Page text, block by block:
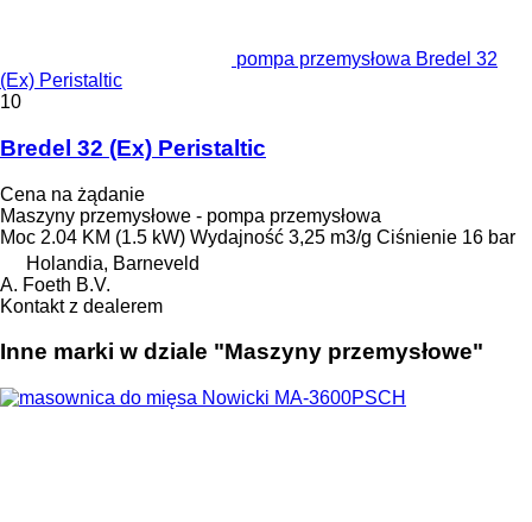
pompa przemysłowa Bredel 32
(Ex) Peristaltic
10
Bredel 32 (Ex) Peristaltic
Cena na żądanie
Maszyny przemysłowe - pompa przemysłowa
Moc 2.04 KM (1.5 kW) Wydajność 3,25 m3/g Ciśnienie 16 bar
Holandia, Barneveld
A. Foeth B.V.
Kontakt z dealerem
Inne marki w dziale "Maszyny przemysłowe"